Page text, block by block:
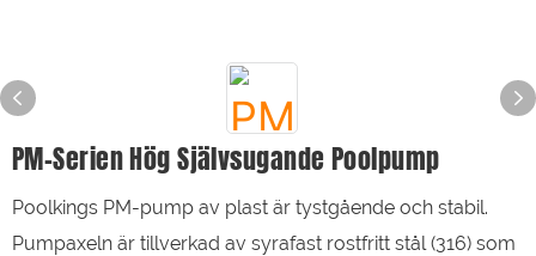
PM-Serien Hög Självsugande Poolpump
Poolkings PM-pump av plast är tystgående och stabil.
Pumpaxeln är tillverkad av syrafast rostfritt stål (316) som